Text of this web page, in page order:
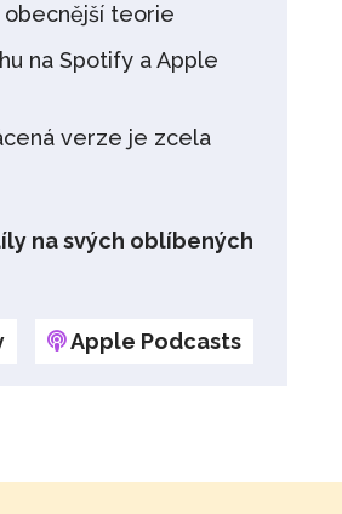
teorie
na Spotify a Apple
verze je zcela
na svých oblíbených
Apple Podcasts